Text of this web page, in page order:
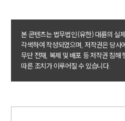
대륜법률상
본 콘텐츠는 법무법인(유한) 대륜의 실
각색하여 작성되었으며, 저작권은 당사
무단 전재, 복제 및 배포 등 저작권 침해
따른 조치가 이루어질 수 있습니다.